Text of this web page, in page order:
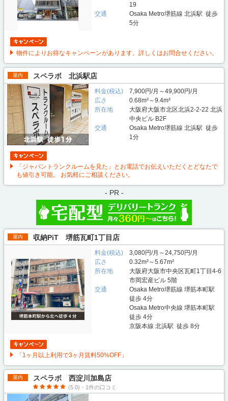
19
交通
Osaka Metro堺筋線 北浜駅 徒歩
5分
物件によりお得なキャンペーンがあります。詳しくはお問合せください。
屋内 スペラボ 北浜駅店
料金(税込)
7,900円/月～49,900円/月
広さ
0.68m²～9.4m²
所在地
大阪府大阪市北区北浜2-2-22 北浜
中央ビル B2F
交通
Osaka Metro堺筋線 北浜駅 徒歩
1分
「ジャパントランクルームを見た」とお電話でお伝えいただくとどなたで
も値引き可能。 お気軽にご相談ください。
- PR -
屋内 収納PiT 堺筋瓦町1丁目店
料金(税込)
3,080円/月～24,750円/月
広さ
0.32m²～5.67m²
所在地
大阪府大阪市中央区瓦町1丁目4-6
市岡宏産ビル 5階
交通
Osaka Metro堺筋線 堺筋本町駅
徒歩 4分
Osaka Metro中央線 堺筋本町駅
徒歩 4分
京阪本線 北浜駅 徒歩 8分
「1ヶ月以上利用で3ヶ月賃料50%OFF」
屋内 スペラボ 西淀川加島店
(5.0)・1件の口コミ